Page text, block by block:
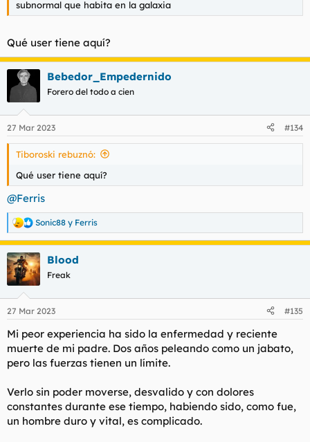
subnormal que habita en la galaxia
Qué user tiene aquí?
Bebedor_Empedernido
Forero del todo a cien
27 Mar 2023 #134
Tiboroski rebuznó:
Qué user tiene aquí?
@Ferris
R
e
a
c
c
i
e
:
Sonic88 y Ferris
Blood
Freak
27 Mar 2023 #135
Mi peor experiencia ha sido la enfermedad y reciente
muerte de mi padre. Dos años peleando como un jabato,
pero las fuerzas tienen un límite.
Verlo sin poder moverse, desvalido y con dolores
constantes durante ese tiempo, habiendo sido, como fue,
un hombre duro y vital, es complicado.